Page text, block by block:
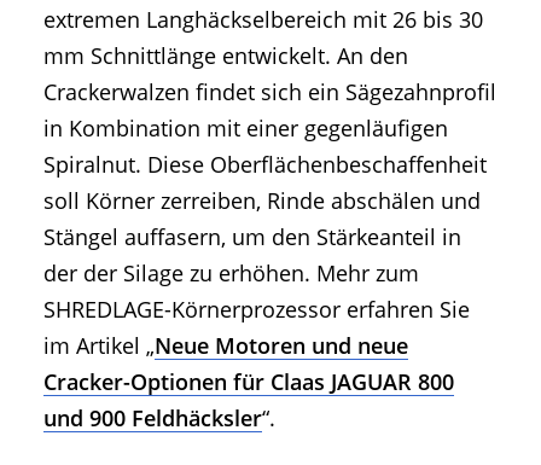
extremen Langhäckselbereich mit 26 bis 30
mm Schnittlänge entwickelt. An den
Crackerwalzen findet sich ein Sägezahnprofil
in Kombination mit einer gegenläufigen
Spiralnut. Diese Oberflächenbeschaffenheit
soll Körner zerreiben, Rinde abschälen und
Stängel auffasern, um den Stärkeanteil in
der der Silage zu erhöhen. Mehr zum
SHREDLAGE-Körnerprozessor erfahren Sie
im Artikel „Neue Motoren und neue
Cracker-Optionen für Claas JAGUAR 800
und 900 Feldhäcksler“.